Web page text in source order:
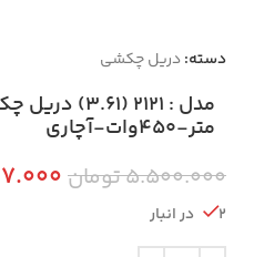
دسته:دریل چکشی
متر-450وات-آچاری
۵.۵۰۰.۰۰۰تومان
2 در انبار